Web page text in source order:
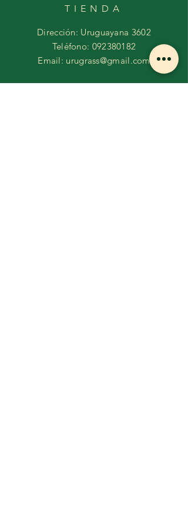
TIENDA
Dirección: Uruguayana 3602
Teléfono: 092380182
Email: urugrass@gmail.com
HORARIOS